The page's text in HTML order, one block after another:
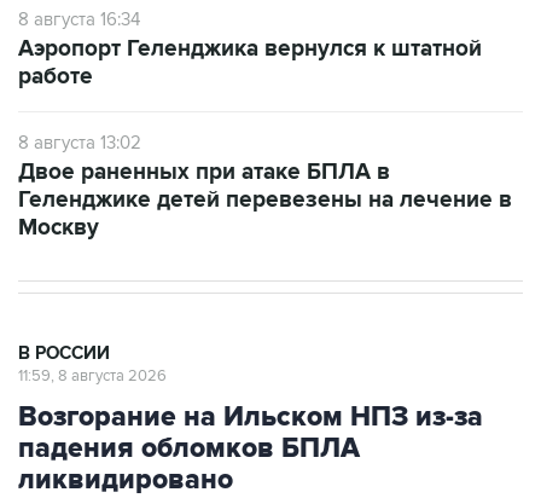
8 августа 16:34
Аэропорт Геленджика вернулся к штатной
работе
8 августа 13:02
Двое раненных при атаке БПЛА в
Геленджике детей перевезены на лечение в
Москву
В РОССИИ
11:59, 8 августа 2026
Возгорание на Ильском НПЗ из-за
падения обломков БПЛА
ликвидировано